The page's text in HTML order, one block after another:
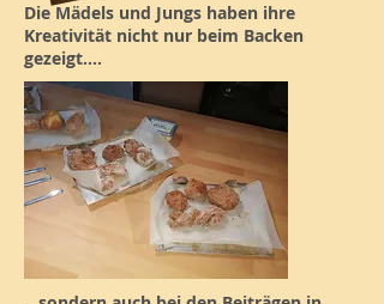
Die Mädels und Jungs haben ihre
Kreativität nicht nur beim Backen
gezeigt....